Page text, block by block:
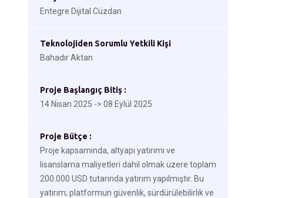
Entegre Dijital Cüzdan
Teknolojiden Sorumlu Yetkili Kişi
Bahadır Aktan
Proje Başlangıç Bitiş :
14 Nisan 2025 -> 08 Eylül 2025
Proje Bütçe :
Proje kapsamında, altyapı yatırımı ve
lisanslama maliyetleri dahil olmak üzere toplam
200.000 USD tutarında yatırım yapılmıştır. Bu
yatırım; platformun güvenlik, sürdürülebilirlik ve